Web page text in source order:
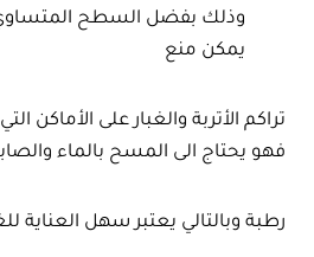
وذلك بفضل السطح المتساوي
يمكن منع
تراكم الأتربة والغبار على الأماكن
فهو يحتاج الى المسح بالماء
رطبة وبالتالي يعتبر سهل العناية